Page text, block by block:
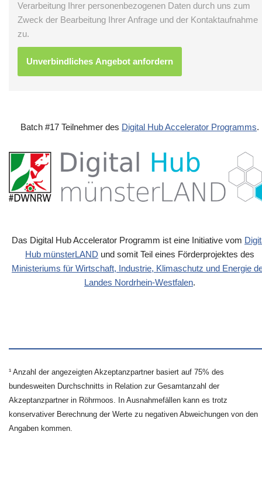
Verarbeitung Ihrer personenbezogenen Daten durch uns zum
Zweck der Bearbeitung Ihrer Anfrage und der Kontaktaufnahme
zu.
Batch #17 Teilnehmer des Digital Hub Accelerator Programms.
Das Digital Hub Accelerator Programm ist eine Initiative vom
Hub münsterLAND und somit Teil eines Förderprojektes des
Ministeriums für Wirtschaft, Industrie, Klimaschutz und Energie
Landes Nordrhein-Westfalen.
¹ Anzahl der angezeigten Akzeptanzpartner basiert auf 75% des
bundesweiten Durchschnitts in Relation zur Gesamtanzahl der
Akzeptanzpartner in Röhrmoos. In Ausnahmefällen kann es trotz
konservativer Berechnung der Werte zu negativen Abweichungen von den
Angaben kommen.